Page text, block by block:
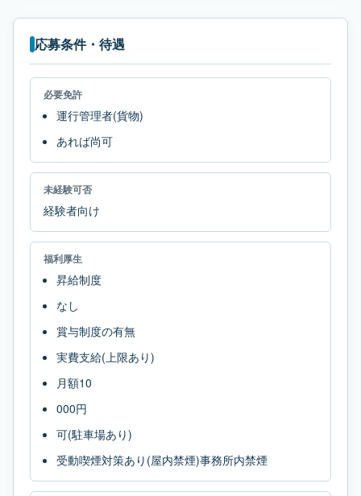
応募条件・待遇
必要免許
運行管理者(貨物)
あれば尚可
未経験可否
経験者向け
福利厚生
昇給制度
なし
賞与制度の有無
実費支給(上限あり)
月額10
000円
可(駐車場あり)
受動喫煙対策あり(屋内禁煙)事務所内禁煙